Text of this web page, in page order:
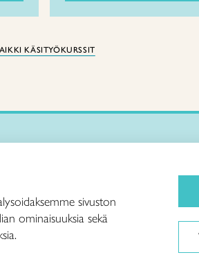
KÄSITYÖKURSSIT
ry
Käsityöohjeet
Me olemme Taito
sivuston
ominaisuuksia sekä